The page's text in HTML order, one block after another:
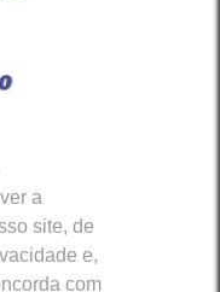
a
site, de
e,
com
Sociais